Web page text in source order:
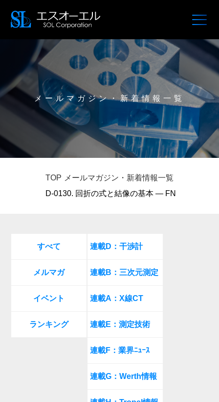
メールマガジン・新着情報一覧
TOP メールマガジン・新着情報一覧
D-0130. 回折の式と結像の基本 — FN
すべて
メルマガ
イベント
ランキング
連載D：干渉計
連載B：三次元測定
連載A：X線CT
連載E：測定技術
連載F：業界ﾆｭｰｽ
連載G：Werth情報